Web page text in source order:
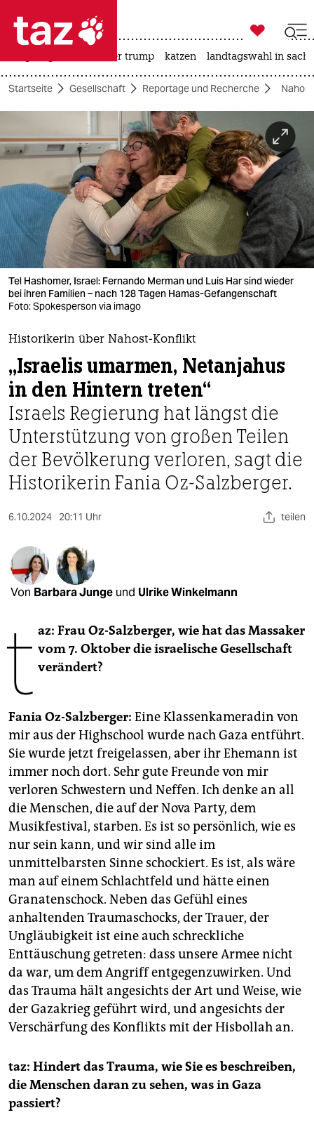
 taz zahl ich
taz zahl ich
politik
öko
gesellschaft
kultur
sport
berlin
nord
wahrheit
verlag
verlag
veranstaltungen
shop
fragen & hilfe
unterstützen
abo
epaper login

taz zahl ich
usa unter trump katzen landtagswahl in
Startseite Gesellschaft Reportage und Recherche
Tel Hashomer, Israel: Fernando Merman und Luis Har sind wieder
bei ihren Familien – nach 128 Tagen Hamas-Gefangenschaft
Foto: Spokesperson via imago
Historikerin über Nahost-Konflikt
„Israelis umarmen, Netanjahus
in den Hintern treten“
Israels Regierung hat längst die
Unterstützung von großen Teilen
der Bevölkerung verloren, sagt die
Historikerin Fania Oz-Salzberger.
6.10.2024 20:11 Uhr teilen
Von Barbara Junge und Ulrike Winkelmann
t az: Frau Oz-Salzberger, wie hat das Massaker
vom 7. Oktober die israelische Gesellschaft
verändert?
Fania Oz-Salzberger: Eine Klassenkameradin von
mir aus der Highschool wurde nach Gaza entführt.
Sie wurde jetzt freigelassen, aber ihr Ehemann ist
immer noch dort. Sehr gute Freunde von mir
verloren Schwestern und Neffen. Ich denke an all
die Menschen, die auf der Nova Party, dem
Musikfestival, starben. Es ist so persönlich, wie es
nur sein kann, und wir sind alle im
unmittelbarsten Sinne schockiert. Es ist, als wäre
man auf einem Schlachtfeld und hätte einen
Granatenschock. Neben das Gefühl eines
anhaltenden Traumaschocks, der Trauer, der
Ungläubigkeit ist eine auch schreckliche
Enttäuschung getreten: dass unsere Armee nicht
da war, um dem Angriff entgegenzuwirken. Und
das Trauma hält angesichts der Art und Weise, wie
der Gazakrieg geführt wird, und angesichts der
Verschärfung des Konflikts mit der Hisbollah an.
taz: Hindert das Trauma, wie Sie es beschreiben,
die Menschen daran zu sehen, was in Gaza
passiert?